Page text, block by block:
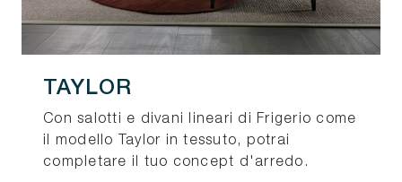
TAYLOR
Con salotti e divani lineari di Frigerio come
il modello Taylor in tessuto, potrai
completare il tuo concept d'arredo.